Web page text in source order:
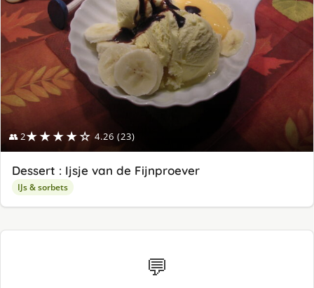
👥 2★★★★☆ 4.26 (23)
Dessert : Ijsje van de Fijnproever
IJs & sorbets
💬